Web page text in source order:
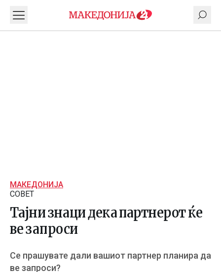
МАКЕДОНИЈА
СОВЕТ
Тајни знаци дека партнерот ќе
ве запроси
Се прашувате дали вашиот партнер планира да
ве запроси?